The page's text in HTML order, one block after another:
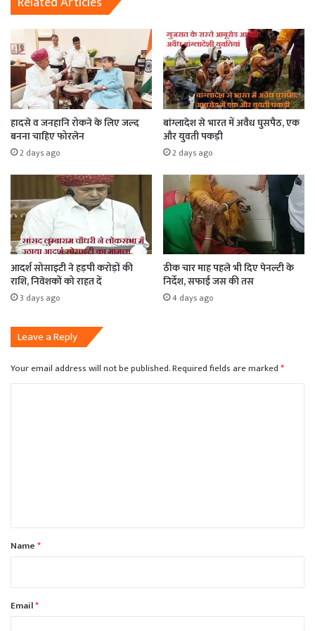
हादसे व जनहानि रोकने के लिए जल्द
बनना चाहिए फोरलेन
2 days ago
बांग्लादेश से भारत में अवैध घुसपैठ, एक
और युवती पकड़ी
2 days ago
आदर्श सोसाइटी ने हड़पी करोड़ों की
राशि, निवेशकों को राहत दें
3 days ago
ठीक चार माह पहले भी दिए पेनल्टी के
निर्देश, सफाई जस की तस
4 days ago
Leave a Reply
Your email address will not be published.Required fields are marked*
*Name*
Email*